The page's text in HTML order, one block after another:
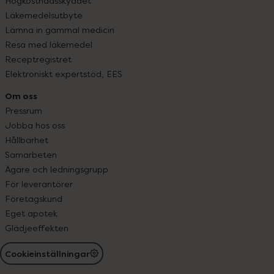
Läkemedelsutbyte
Lämna in gammal medicin
Resa med läkemedel
Receptregistret
Elektroniskt expertstöd, EES
Om oss
Pressrum
Jobba hos oss
Hållbarhet
Samarbeten
Ägare och ledningsgrupp
För leverantörer
Företagskund
Eget apotek
Glädjeeffekten
Cookieinställningar